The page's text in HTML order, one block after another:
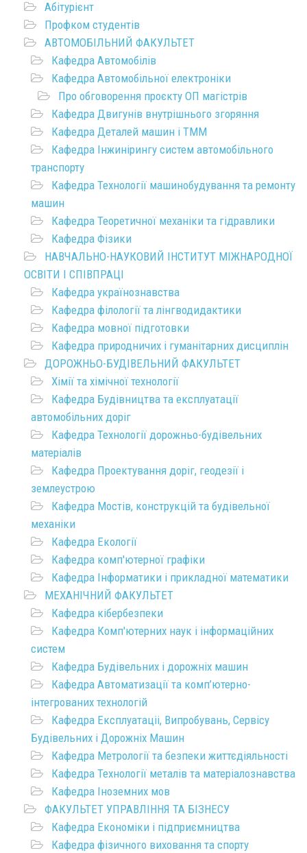
Абітурієнт
Профком студентів
АВТОМОБІЛЬНИЙ ФАКУЛЬТЕТ
Кафедра Автомобілів
Кафедра Автомобільної електроніки
Про обговорення проєкту ОП магістрів
Кафедра Двигунів внутрішнього згоряння
Кафедра Деталей машин і ТММ
Кафедра Інжинірингу систем автомобільного
транспорту
Кафедра Технології машинобудування та ремонту
машин
Кафедра Теоретичної механіки та гідравлики
Кафедра Фізики
НАВЧАЛЬНО-НАУКОВИЙ ІНСТИТУТ МІЖНАРОДНОЇ
ОСВІТИ І СПІВПРАЦІ
Кафедра українознавства
Кафедра філології та лінгводидактики
Кафедра мовної підготовки
Кафедра природничих і гуманітарних дисциплін
ДОРОЖНЬО-БУДІВЕЛЬНИЙ ФАКУЛЬТЕТ
Хімії та хімічної технології
Кафедра Будівництва та експлуатації
автомобільних доріг
Кафедра Технології дорожньо-будівельних
матеріалів
Кафедра Проектування доріг, геодезії і
землеустрою
Кафедра Мостів, конструкцій та будівельної
механіки
Кафедра Екології
Кафедра комп'ютерної графіки
Кафедра Інформатики і прикладної математики
МЕХАНІЧНИЙ ФАКУЛЬТЕТ
Кафедра кібербезпеки
Кафедра Комп'ютерних наук і інформаційних
систем
Кафедра Будівельних і дорожніх машин
Кафедра Автоматизації та комп’ютерно-
інтегрованих технологій
Кафедра Експлуатаціі, Випробувань, Сервісу
Будівельних і Дорожніх Машин
Кафедра Метрології та безпеки життєдіяльності
Кафедра Технології металів та матеріалознавства
Кафедра Іноземних мов
ФАКУЛЬТЕТ УПРАВЛІННЯ ТА БІЗНЕСУ
Кафедра Економіки і підприємництва
Кафедра фізичного виховання та спорту